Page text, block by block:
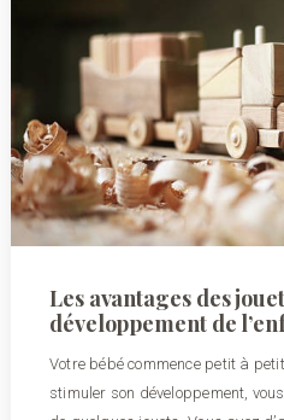
Les avantages des
développement de
Votre bébé commence petit à
stimuler son développement,